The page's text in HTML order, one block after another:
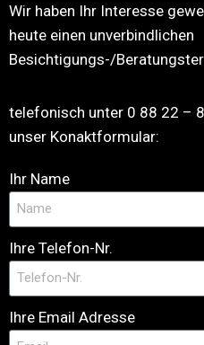
Wir haben Ihr Interesse
heute einen unverbindlichen
Besichtigungs-/
telefonisch unter 0 88 22 –
unser Konaktformular:
Ihr Name
Ihre Telefon-Nr.
Ihre Email Adresse